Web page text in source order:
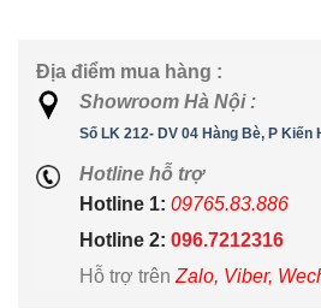
Địa điểm mua hàng :
Showroom Hà Nội :
Số LK 212- DV 04 Hàng Bè, P Kiến
Hotline hỗ trợ
Hotline 1: 09765.83.886
Hotline 2: 096.7212316
Hỗ trợ trên Zalo, Viber,